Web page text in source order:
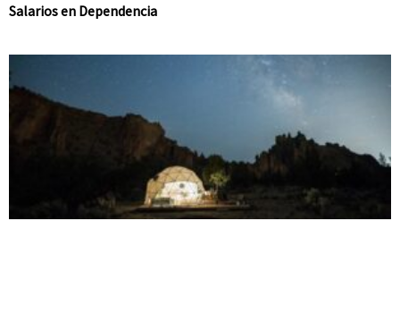
Salarios en Dependencia